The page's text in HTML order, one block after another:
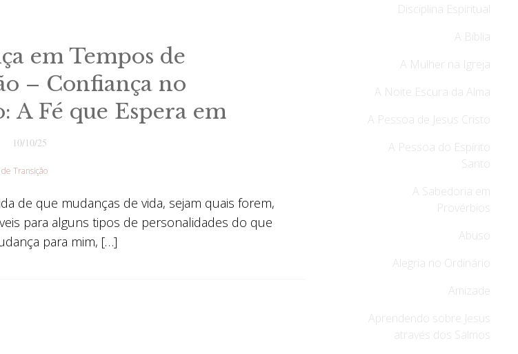
em Tempos de
– Confiança no
A Fé que Espera em
10/10/25
Transição
de que mudanças de vida, sejam quais forem,
para alguns tipos de personalidades do que
para mim, […]
Disciplina Espiritual
A Bíblia
A Mulher na Igreja
A Noite Escura da Alma
A Pessoa de Jesus Cristo
A Pessoa do Espírito
Santo
A Sabedoria em
Provérbios
Abuso
Alegria no Ordinário
Amizade
Aprendendo sobre Jesus
através dos Salmos